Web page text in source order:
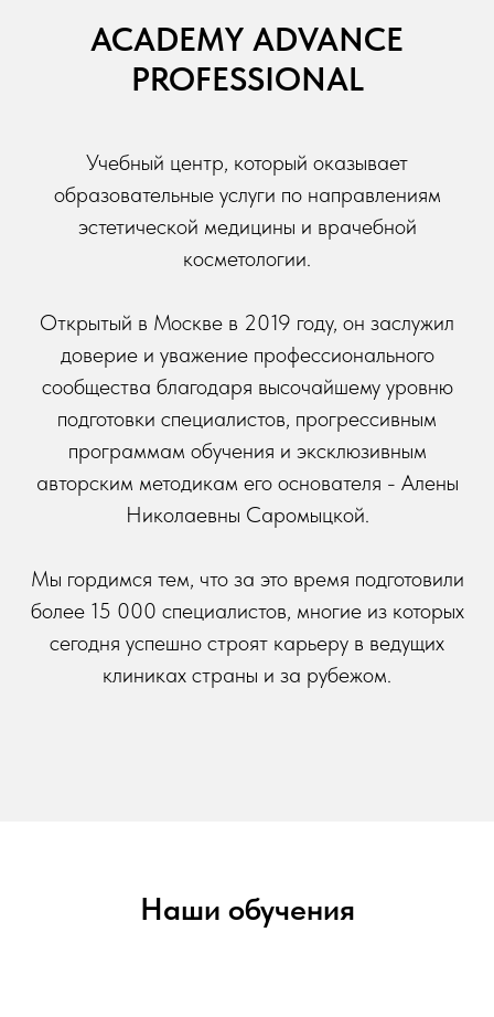
ACADEMY ADVANCE
PROFESSIONAL
Учебный центр, который оказывает
образовательные услуги по направлениям
эстетической медицины и врачебной
косметологии.
Открытый в Москве в 2019 году, он заслужил
доверие и уважение профессионального
сообщества благодаря высочайшему уровню
подготовки специалистов, прогрессивным
программам обучения и эксклюзивным
авторским методикам его основателя - Алены
Николаевны Саромыцкой.
Мы гордимся тем, что за это время подготовили
более 15 000 специалистов, многие из которых
сегодня успешно строят карьеру в ведущих
клиниках страны и за рубежом.
Наши обучения